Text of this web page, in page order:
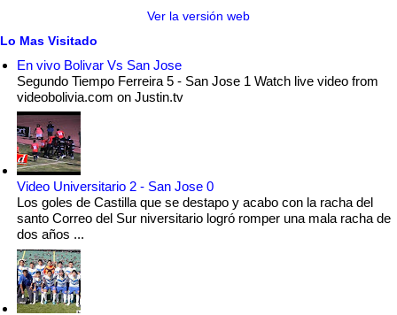
Ver la versión web
Lo Mas Visitado
En vivo Bolivar Vs San Jose
Segundo Tiempo Ferreira 5 - San Jose 1 Watch live video from
videobolivia.com on Justin.tv
Video Universitario 2 - San Jose 0
Los goles de Castilla que se destapo y acabo con la racha del
santo Correo del Sur niversitario logró romper una mala racha de
dos años ...